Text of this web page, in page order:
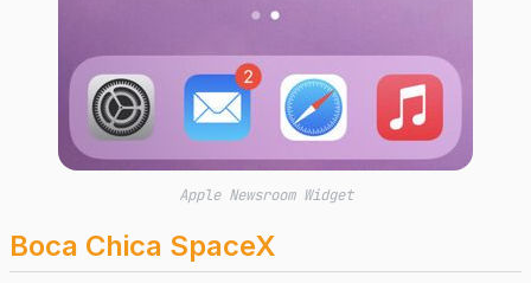
Apple Newsroom Widget
Boca Chica SpaceX